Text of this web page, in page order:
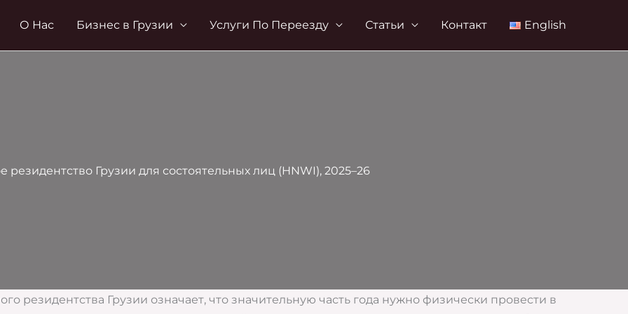
О Нас Бизнес в Грузии Услуги По Переезду Статьи Контакт English
резидентство Грузии для состоятельных лиц (HNWI), 2025–26
резидентства Грузии означает, что значительную часть года нужно физически провести в